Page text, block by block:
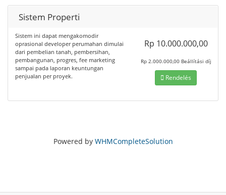
Sistem Properti
Sistem ini dapat mengakomodir
oprasional developer perumahan dimulai
dari pembelian tanah, pembersihan,
pembangunan, progres, fee marketing
sampai pada laporan keuntungan
penjualan per proyek.
Rp 10.000.000,00
Rp 2.000.000,00 Beállítási díj
Rendelés
Powered by WHMCompleteSolution